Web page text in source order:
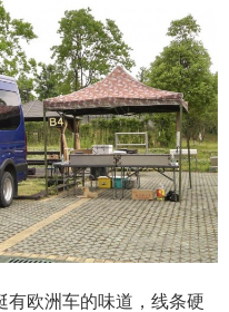
有欧洲车的味道，线条硬